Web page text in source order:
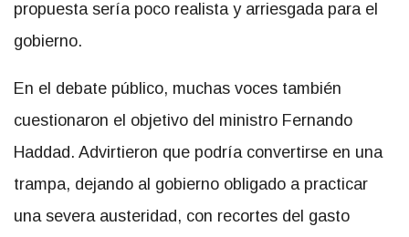
propuesta sería poco realista y arriesgada para el
gobierno.
En el debate público, muchas voces también
cuestionaron el objetivo del ministro Fernando
Haddad. Advirtieron que podría convertirse en una
trampa, dejando al gobierno obligado a practicar
una severa austeridad, con recortes del gasto